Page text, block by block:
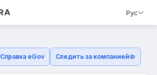
Рус
Справка eGov Следить за компанией